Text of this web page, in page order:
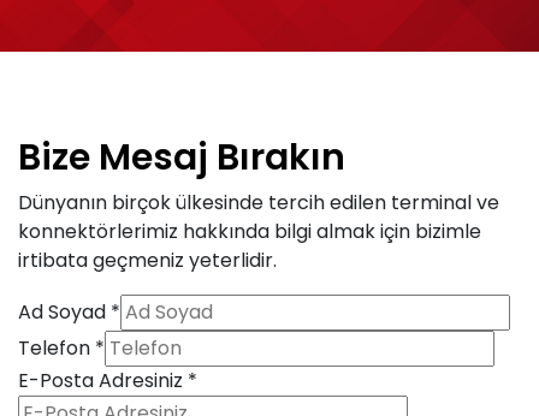
Ürünler
Teknik Bilgiler
E-Katalog
Bize Mesaj Bırakın
Dünyanın birçok ülkesinde tercih edilen terminal ve
konnektörlerimiz hakkında bilgi almak için bizimle
irtibata geçmeniz yeterlidir.
Ad Soyad *
Telefon *
E-Posta Adresiniz *